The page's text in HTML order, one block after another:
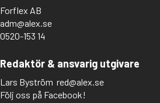
Forflex AB
adm@alex.se
0520-153 14
Redaktör & ansvarig utgivare
Lars Byström red@alex.se
Följ oss på Facebook!